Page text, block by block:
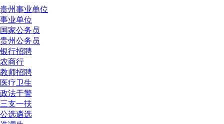
贵州事业单位
事业单位
国家公务员
贵州公务员
银行招聘
农商行
教师招聘
医疗卫生
政法干警
三支一扶
公选遴选